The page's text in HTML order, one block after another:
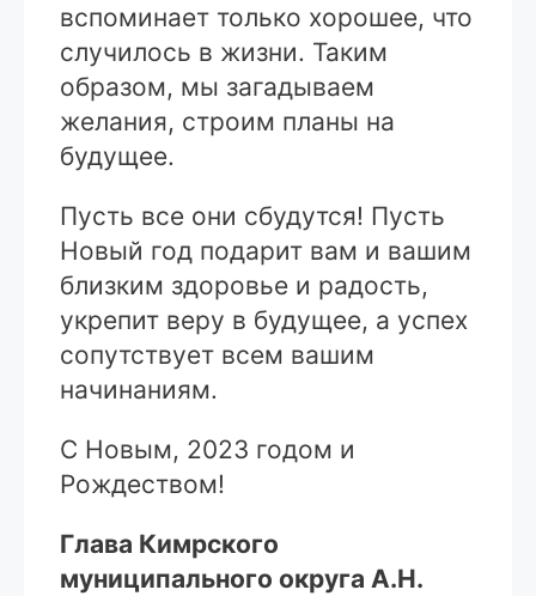
вспоминает только хорошее, что
случилось в жизни. Таким
образом, мы загадываем
желания, строим планы на
будущее.
Пусть все они сбудутся! Пусть
Новый год подарит вам и вашим
близким здоровье и радость,
укрепит веру в будущее, а успех
сопутствует всем вашим
начинаниям.
С Новым, 2023 годом и
Рождеством!
Глава Кимрского
муниципального округа А.Н.